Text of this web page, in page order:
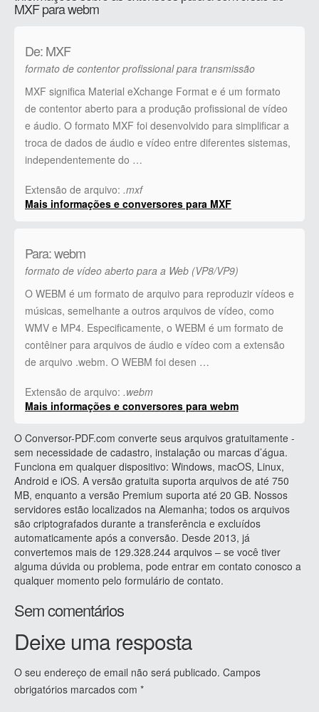
MXF para webm
De: MXF
formato de contentor profissional para transmissão
MXF significa Material eXchange Format e é um formato
de contentor aberto para a produção profissional de vídeo
e áudio. O formato MXF foi desenvolvido para simplificar a
troca de dados de áudio e vídeo entre diferentes sistemas,
independentemente do …
Extensão de arquivo: .mxf
Mais informações e conversores para MXF
Para: webm
formato de vídeo aberto para a Web (VP8/VP9)
O WEBM é um formato de arquivo para reproduzir vídeos e
músicas, semelhante a outros arquivos de vídeo, como
WMV e MP4. Especificamente, o WEBM é um formato de
contêiner para arquivos de áudio e vídeo com a extensão
de arquivo .webm. O WEBM foi desen …
Extensão de arquivo: .webm
Mais informações e conversores para webm
O Conversor-PDF.com converte seus arquivos gratuitamente -
sem necessidade de cadastro, instalação ou marcas d’água.
Funciona em qualquer dispositivo: Windows, macOS, Linux,
Android e iOS. A versão gratuita suporta arquivos de até 750
MB, enquanto a versão Premium suporta até 20 GB. Nossos
servidores estão localizados na Alemanha; todos os arquivos
são criptografados durante a transferência e excluídos
automaticamente após a conversão. Desde 2013, já
convertemos mais de 129.328.244 arquivos – se você tiver
alguma dúvida ou problema, pode entrar em contato conosco a
qualquer momento pelo formulário de contato.
Sem comentários
Deixe uma resposta
O seu endereço de email não será publicado. Campos
obrigatórios marcados com *